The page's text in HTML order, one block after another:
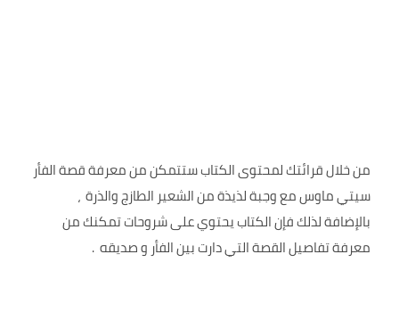
من خلال قرائتك لمحتوى الكتاب ستتمكن من معرفة قصة الفأر
سيتي ماوس مع وجبة لذيذة من الشعير الطازج والذرة ،
بالإضافة لذلك فإن الكتاب يحتوي على شروحات تمكنك من
معرفة تفاصيل القصة التي دارت بين الفأر و صديقه .